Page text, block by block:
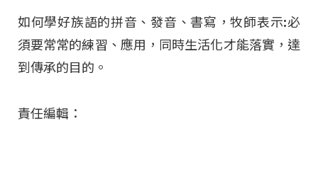
如何學好族語的拼音、發音、書寫，牧師表示:必
須要常常的練習、應用，同時生活化才能落實，達
到傳承的目的。
責任編輯：